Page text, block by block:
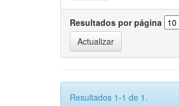
Resultados por página
Resultados 1-1 de 1.